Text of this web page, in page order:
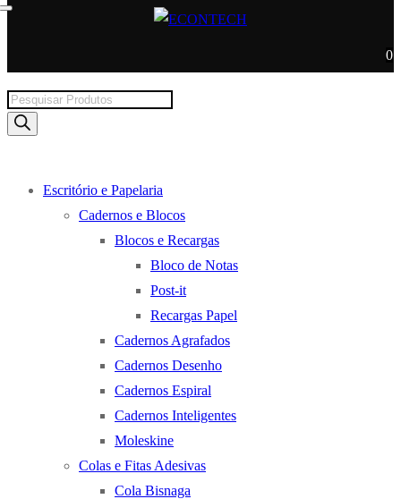
0
Products
search
Escritório e Papelaria
Cadernos e Blocos
Blocos e Recargas
Bloco de Notas
Post-it
Recargas Papel
Cadernos Agrafados
Cadernos Desenho
Cadernos Espiral
Cadernos Inteligentes
Moleskine
Colas e Fitas Adesivas
Cola Bisnaga